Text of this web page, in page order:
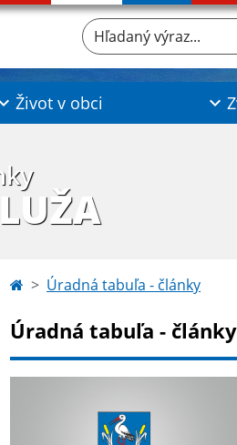
Hľadaný výraz...
Život v obci
Úradná tabuľa - články
Úradná tabuľa - články